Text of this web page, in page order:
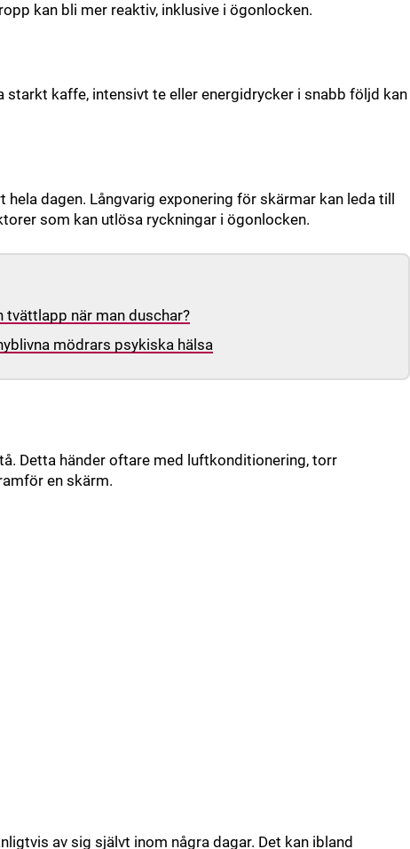
kan bli mer reaktiv, inklusive i ögonlocken.
kaffe, intensivt te eller energidrycker i snabb följd kan
dagen. Långvarig exponering för skärmar kan leda till
som kan utlösa ryckningar i ögonlocken.
tvättlapp när man duschar?
mödrars psykiska hälsa
Detta händer oftare med luftkonditionering, torr
en skärm.
av sig självt inom några dagar. Det kan ibland